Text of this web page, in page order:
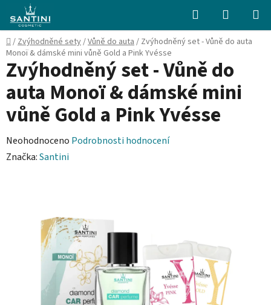
obsah
Hledat
KOŠÍK
Domů
/Zvýhodněné sety/Vůně do auta/ Zvýhodněný set - Vůně do auta
Monoï & dámské mini vůně Gold a Pink Yvésse
Zvýhodněný set - Vůně do
auta Monoï & dámské mini
vůně Gold a Pink Yvésse
Průměrné
hodnocení
hvězdiček.
Neohodnoceno Podrobnosti hodnocení
Značka:Santini